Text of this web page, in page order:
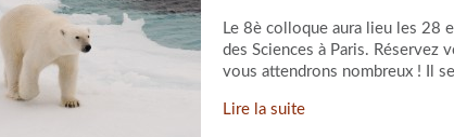
Le 8è colloque aura lieu les 28
des Sciences à Paris. Réservez
vous attendrons nombreux ! Il
Lire la suite